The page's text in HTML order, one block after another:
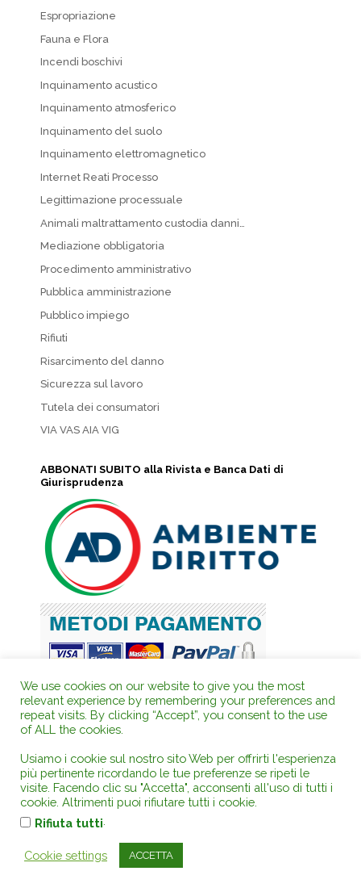
Espropriazione
Fauna e Flora
Incendi boschivi
Inquinamento acustico
Inquinamento atmosferico
Inquinamento del suolo
Inquinamento elettromagnetico
Internet Reati Processo
Legittimazione processuale
Animali maltrattamento custodia danni…
Mediazione obbligatoria
Procedimento amministrativo
Pubblica amministrazione
Pubblico impiego
Rifiuti
Risarcimento del danno
Sicurezza sul lavoro
Tutela dei consumatori
VIA VAS AIA VIG
ABBONATI SUBITO alla Rivista e Banca Dati di
Giurisprudenza
Archivi annuali di DOTTRINA recente
2026 (66)
2025(104)
2024(128)
2023 (103)
We use cookies on our website to give you the most
relevant experience by remembering your preferences and
repeat visits. By clicking “Accept”, you consent to the use
of ALL the cookies.
Usiamo i cookie sul nostro sito Web per offrirti l'esperienza
più pertinente ricordando le tue preferenze se ripeti le
visite. Facendo clic su "Accetta", acconsenti all'uso di tutti i
cookie. Altrimenti puoi rifiutare tutti i cookie.
Rifiuta tutti
Cookie settings ACCETTA